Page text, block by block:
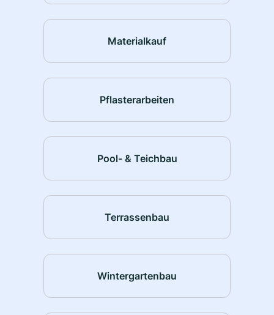
Materialkauf
Pflasterarbeiten
Pool- & Teichbau
Terrassenbau
Wintergartenbau